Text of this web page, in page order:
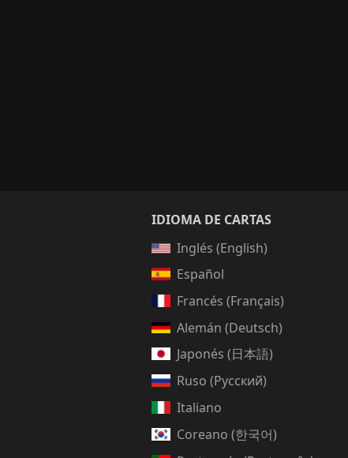
IDIOMA DE CARTAS
Inglés (English)
Español
Francés (Français)
Alemán (Deutsch)
Japonés (日本語)
Ruso (Русский)
Italiano
Coreano (한국어)